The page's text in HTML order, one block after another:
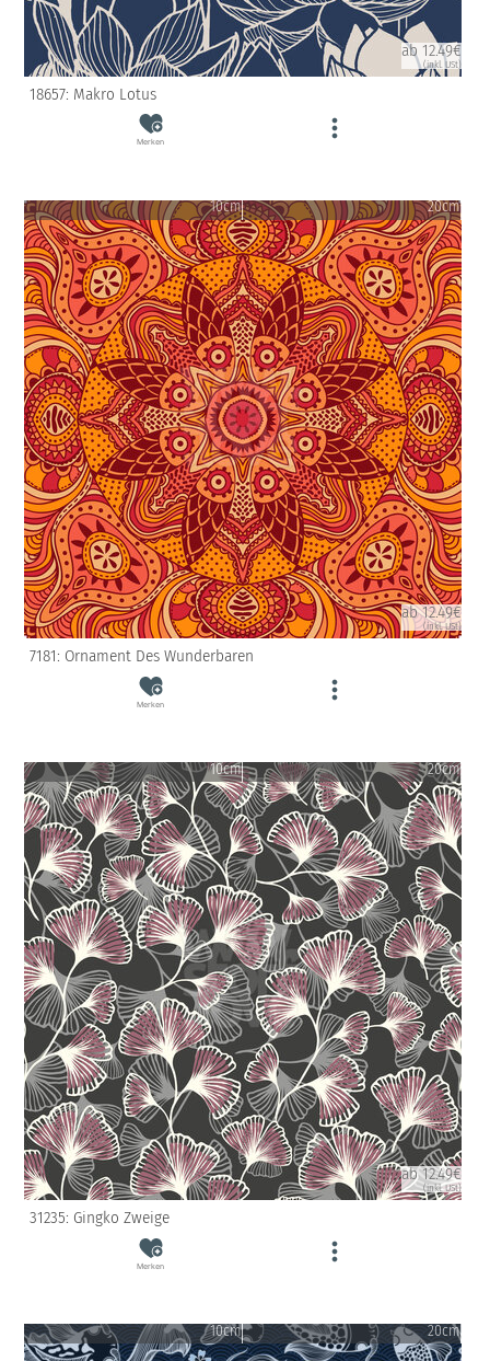
ab 12.49€
(inkl. USt)
18657: Makro Lotus
Merken
10cm 20cm
ab 12.49€
(inkl. USt)
7181: Ornament Des Wunderbaren
Merken
10cm 20cm
ab 12.49€
(inkl. USt)
31235: Gingko Zweige
Merken
10cm 20cm